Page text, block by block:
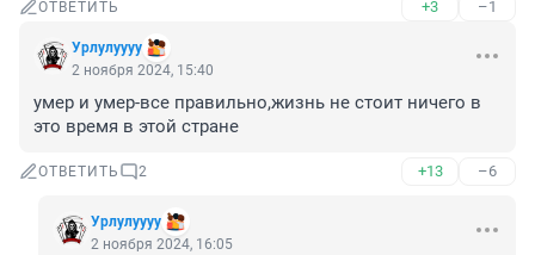
ОТВЕТИТЬ +3 –1
Урлулуууу
2 ноября 2024, 15:40
умер и умер-все правильно,жизнь не стоит ничего в
это время в этой стране
ОТВЕТИТЬ 2 +13 –6
Урлулуууу
2 ноября 2024, 16:05